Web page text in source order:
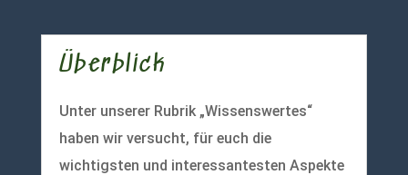
Überblick
Unter unserer Rubrik „Wissenswertes“
haben wir versucht, für euch die
wichtigsten und interessantesten Aspekte